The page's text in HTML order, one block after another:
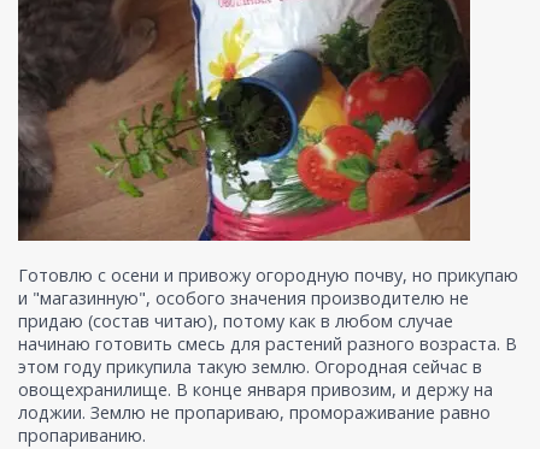
Готовлю с осени и привожу огородную почву, но прикупаю
и "магазинную", особого значения производителю не
придаю (состав читаю), потому как в любом случае
начинаю готовить смесь для растений разного возраста. В
этом году прикупила такую землю. Огородная сейчас в
овощехранилище. В конце января привозим, и держу на
лоджии. Землю не пропариваю, промораживание равно
пропариванию.